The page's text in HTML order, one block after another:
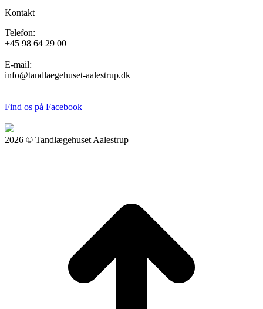
Kontakt
Telefon:
+45 98 64 29 00
E-mail:
info@tandlaegehuset-aalestrup.dk
Find os på Facebook
2026 © Tandlægehuset Aalestrup